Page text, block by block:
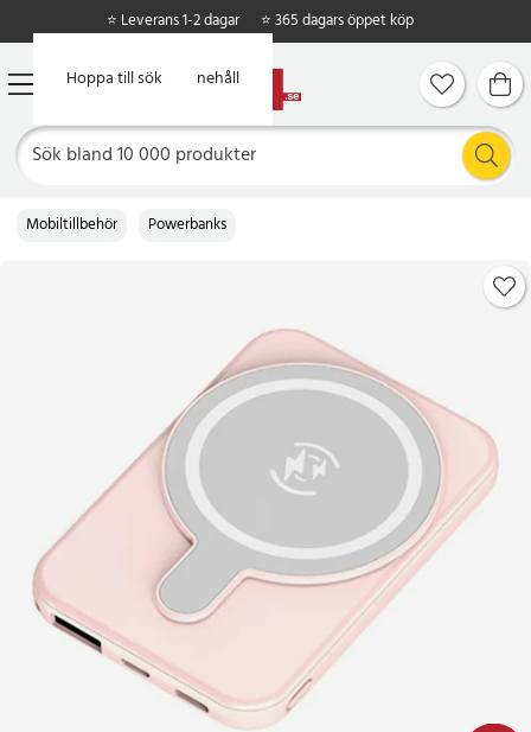
Hoppa till huvudinnehåll
Hoppa till sök
⭐ Leverans 1-2 dagar ⭐ 365 dagars öppet köp
Mobiltillbehör Powerbanks